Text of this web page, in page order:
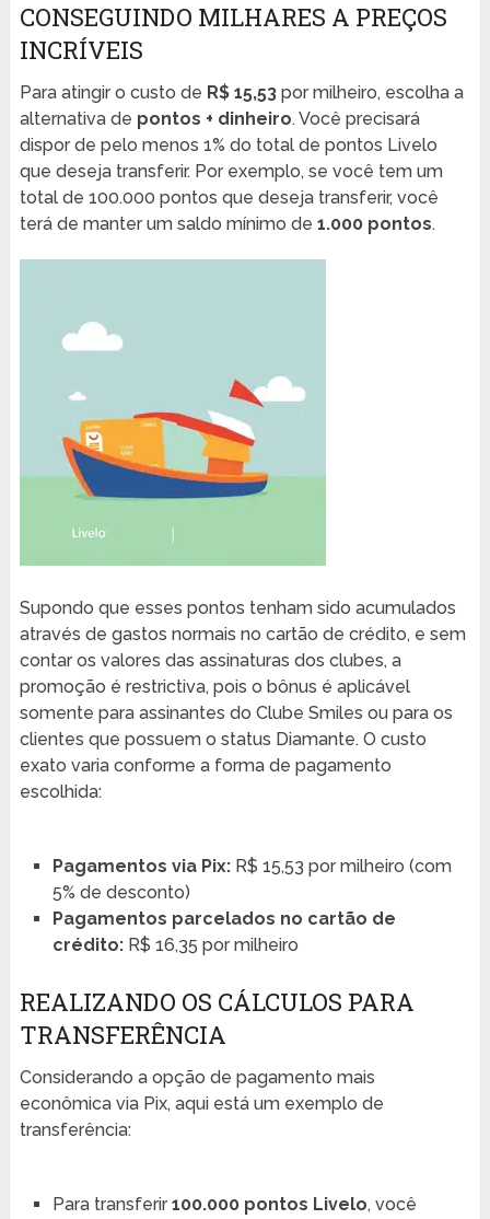
CONSEGUINDO MILHARES A PREÇOS
INCRÍVEIS
Para atingir o custo de R$ 15,53por milheiro, escolha a
alternativa de pontos + dinheiro. Você precisará
dispor de pelo menos 1% do total de pontos Livelo
que deseja transferir. Por exemplo, se você tem um
total de 100.000 pontos que deseja transferir, você
terá de manter um saldo mínimo de 1.000 pontos.
Supondo que esses pontos tenham sido acumulados
através de gastos normais no cartão de crédito, e sem
contar os valores das assinaturas dos clubes, a
promoção é restrictiva, pois o bônus é aplicável
somente para assinantes do Clube Smiles ou para os
clientes que possuem o status Diamante. O custo
exato varia conforme a forma de pagamento
escolhida:
Pagamentos via Pix:R$ 15,53 por milheiro (com
5% de desconto)
Pagamentos parcelados no cartão de
crédito:R$ 16,35 por milheiro
REALIZANDO OS CÁLCULOS PARA
TRANSFERÊNCIA
Considerando a opção de pagamento mais
econômica via Pix, aqui está um exemplo de
transferência:
Para transferir 100.000 pontos Livelo, você